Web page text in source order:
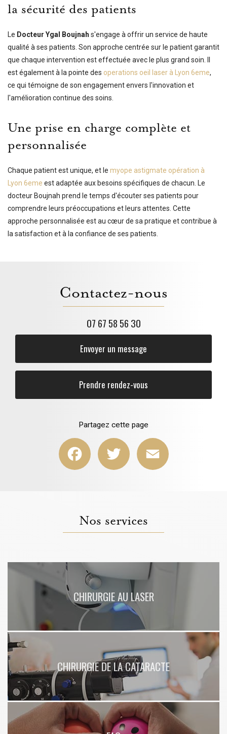
la sécurité des patients
Le Docteur Ygal Boujnah s'engage à offrir un service de haute
qualité à ses patients. Son approche centrée sur le patient garantit
que chaque intervention est effectuée avec le plus grand soin. Il
est également à la pointe des operations oeil laser à Lyon 6eme,
ce qui témoigne de son engagement envers l'innovation et
l'amélioration continue des soins.
Une prise en charge complète et
personnalisée
Chaque patient est unique, et le myope astigmate opération à
Lyon 6eme est adaptée aux besoins spécifiques de chacun. Le
docteur Boujnah prend le temps d'écouter ses patients pour
comprendre leurs préoccupations et leurs attentes. Cette
approche personnalisée est au cœur de sa pratique et contribue à
la satisfaction et à la confiance de ses patients.
Contactez-nous
07 67 58 56 30
Envoyer un message
Prendre rendez-vous
Partagez cette page
Facebook Twitter
Nos services
CHIRURGIE AU LASER
CHIRURGIE DE LA CATARACTE